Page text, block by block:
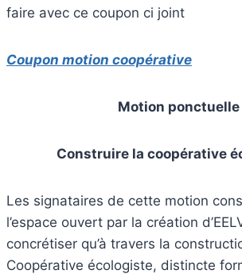
faire avec ce coupon ci joint
Coupon motion coopérative
Motion ponctuelle
Construire la coopérative
Les signataires de cette motion
l’espace ouvert par la création
concrétiser qu’à travers la
Coopérative écologiste, distincte